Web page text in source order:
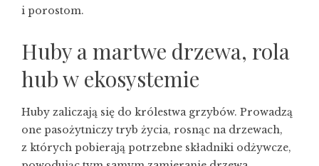
i porostom.
Huby a martwe drzewa, rola
hub w ekosystemie
Huby zaliczają się do królestwa grzybów. Prowadzą
one pasożytniczy tryb życia, rosnąc na drzewach,
z których pobierają potrzebne składniki odżywcze,